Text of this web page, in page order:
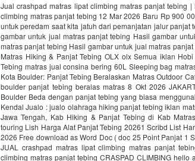
Jual crashpad matras lipat climbing matras panjat tebing
climbing matras panjat tebing 12 Mar 2026 Baru Rp 900
untuk peredam saat kita jatuh dari pemanjatan jalur
gambar untuk jual matras panjat tebing Hasil gambar
matras panjat tebing Hasil gambar untuk jual matras
Matras Hiking & Panjat Tebing OLX olx Semua iklan
Tebing matras jual consina bering 60L Sleeping bag
Kota Boulder: Panjat Tebing Beralaskan Matras Outdoor
boulder panjat tebing beralas matras 8 Okt 2026
Boulder Beda dengan panjat tebing yang biasa
Kendal Jualo : jualo olahraga hiking panjat tebing iklan
Jawa Tengah, Kab Hiking & Panjat Tebing di Kab
touring Lish Harga Alat Panjat Tebing 20261 Scribd List
2026 Free download as Word Doc ( doc 25 Point Panjat 1
JUAL crashpad matras lipat climbing matras panjat
climbing matras panjat tebing CRASPAD CLIMBING